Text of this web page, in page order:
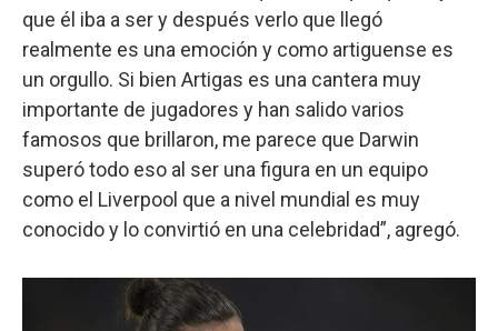
que él iba a ser y después verlo que llegó
realmente es una emoción y como artiguense es
un orgullo. Si bien Artigas es una cantera muy
importante de jugadores y han salido varios
famosos que brillaron, me parece que Darwin
superó todo eso al ser una figura en un equipo
como el Liverpool que a nivel mundial es muy
conocido y lo convirtió en una celebridad”, agregó.